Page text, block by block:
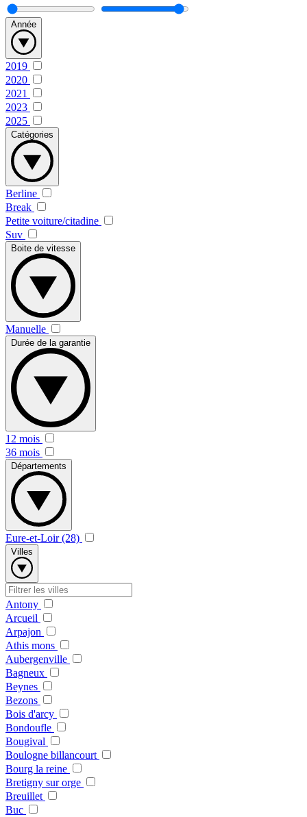
Année
2019
2020
2021
2023
2025
Catégories
Berline
Break
Petite voiture/citadine
Suv
Boite de vitesse
Manuelle
Durée de la garantie
12 mois
36 mois
Départements
Eure-et-Loir (28)
Villes
Antony
Arcueil
Arpajon
Athis mons
Aubergenville
Bagneux
Beynes
Bezons
Bois d'arcy
Bondoufle
Bougival
Boulogne billancourt
Bourg la reine
Bretigny sur orge
Breuillet
Buc